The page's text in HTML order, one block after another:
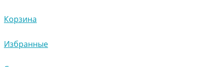
Корзина
Избранные